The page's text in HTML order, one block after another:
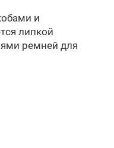
и
липкой
ремней для